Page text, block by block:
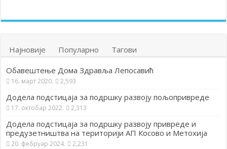
Најновије Популарно Тагови
Обавештење Дома Здравља Лепосавић
16. март 2020. 2,593
Додела подстицаја за подршку развоју пољопривреде
17. октобар 2022. 2,313
Додела подстицаја за подршку развоју привреде и
предузетништва на територији АП Косово и Метохија
20. фебруар 2024. 2,231